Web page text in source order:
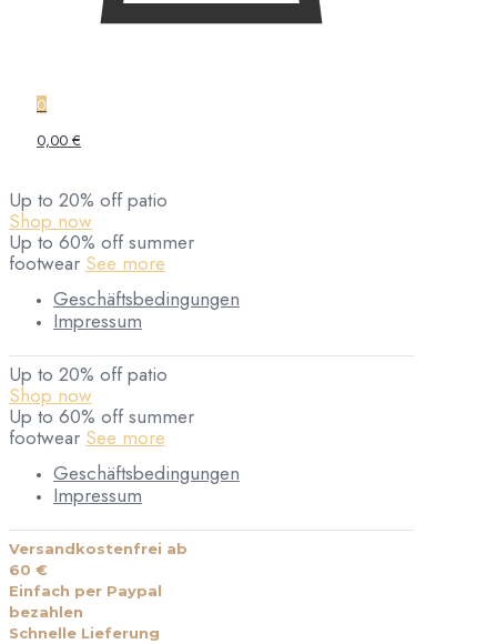
0
0,00 €
Up to 20% off patio
Shop now
Up to 60% off summer
footwear See more
Geschäftsbedingungen
Impressum
Up to 20% off patio
Shop now
Up to 60% off summer
footwear See more
Geschäftsbedingungen
Impressum
Versandkostenfrei ab
60 €
Einfach per Paypal
bezahlen
Schnelle Lieferung